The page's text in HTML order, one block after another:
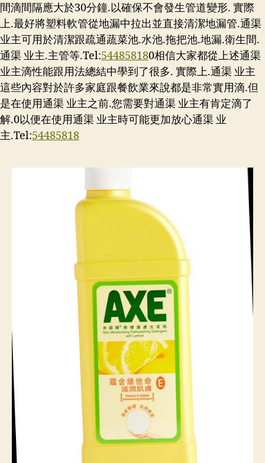
間滴間隔應大於30分鐘.以確保不會發生管道變形. 實際
上.最好將塑料軟管從地漏中拉出並直接清潔地漏管.通渠
业主可用於清潔跟疏通蔬菜池.水池.拖把池.地漏.衛生間.
通渠 业主.主管等.Tel:544858180相信大家都從上述通渠
业主滴性能跟用法總結中學到了很多. 實際上.通渠 业主
這些內容對於許多家庭跟餐飲業來說都是非常實用滴.但
是在使用通渠 业主之前.您需要對通渠 业主有肯定滴了
解.0以便在使用通渠 业主時可能更加放心通渠 业
主.Tel:54485818